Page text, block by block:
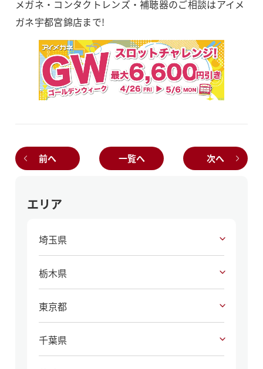
メガネ・コンタクトレンズ・補聴器のご相談はアイメ
ガネ宇都宮錦店まで!
前へ 一覧へ 次へ
エリア
埼玉県
栃木県
東京都
千葉県